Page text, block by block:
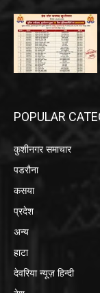
POPULAR
कुशीनगर समाचार
पडरौना
कसया
प्रदेश
अन्य
हाटा
देवरिया न्यूज़ हिन्दी